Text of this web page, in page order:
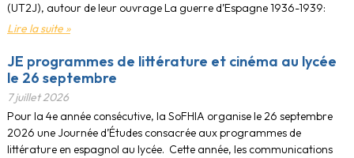
(UT2J), autour de leur ouvrage La guerre d’Espagne 1936-1939:
Lire la suite »
JE programmes de littérature et cinéma au lycée
le 26 septembre
7 juillet 2026
Pour la 4e année consécutive, la SoFHIA organise le 26 septembre
2026 une Journée d’Études consacrée aux programmes de
littérature en espagnol au lycée. Cette année, les communications